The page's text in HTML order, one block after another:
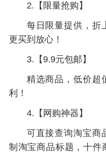
2.【限量抢购】
每日限量提供，折
更买到放心！
3.【9.9元包邮】
精选商品，低价超
利！
4.【网购神器】
可直接查询淘宝商
制淘宝商品标题，十件